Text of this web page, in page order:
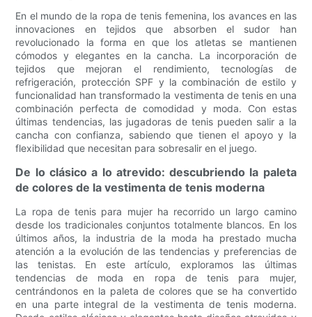
En el mundo de la ropa de tenis femenina, los avances en las
innovaciones en tejidos que absorben el sudor han
revolucionado la forma en que los atletas se mantienen
cómodos y elegantes en la cancha. La incorporación de
tejidos que mejoran el rendimiento, tecnologías de
refrigeración, protección SPF y la combinación de estilo y
funcionalidad han transformado la vestimenta de tenis en una
combinación perfecta de comodidad y moda. Con estas
últimas tendencias, las jugadoras de tenis pueden salir a la
cancha con confianza, sabiendo que tienen el apoyo y la
flexibilidad que necesitan para sobresalir en el juego.
De lo clásico a lo atrevido: descubriendo la paleta
de colores de la vestimenta de tenis moderna
La ropa de tenis para mujer ha recorrido un largo camino
desde los tradicionales conjuntos totalmente blancos. En los
últimos años, la industria de la moda ha prestado mucha
atención a la evolución de las tendencias y preferencias de
las tenistas. En este artículo, exploramos las últimas
tendencias de moda en ropa de tenis para mujer,
centrándonos en la paleta de colores que se ha convertido
en una parte integral de la vestimenta de tenis moderna.